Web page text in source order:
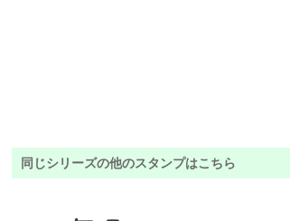
同じシリーズの他のスタンプはこちら